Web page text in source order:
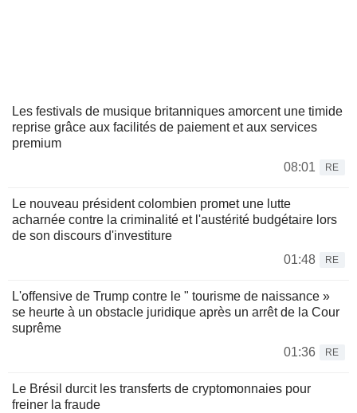
Les festivals de musique britanniques amorcent une timide
reprise grâce aux facilités de paiement et aux services
premium
08:01
RE
Le nouveau président colombien promet une lutte
acharnée contre la criminalité et l'austérité budgétaire lors
de son discours d'investiture
01:48
RE
L'offensive de Trump contre le " tourisme de naissance »
se heurte à un obstacle juridique après un arrêt de la Cour
suprême
01:36
RE
Le Brésil durcit les transferts de cryptomonnaies pour
freiner la fraude